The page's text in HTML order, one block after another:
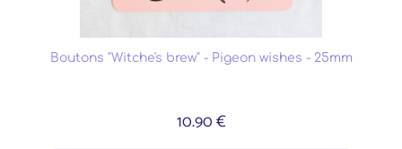
Boutons "Witche's brew" - Pigeon wishes - 25mm
10.90 €